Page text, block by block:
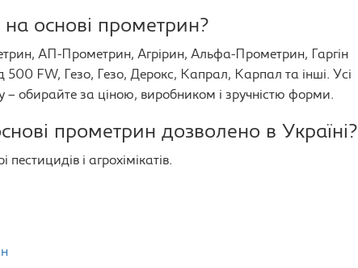
основі прометрин?
АП-Прометрин, Агрірин, Альфа-Прометрин, Гаргін
FW, Гезо, Гезо, Дерокс, Капрал, Карпал та інші. Усі
– обирайте за ціною, виробником і зручністю форми.
прометрин дозволено в Україні?
і агрохімікатів.